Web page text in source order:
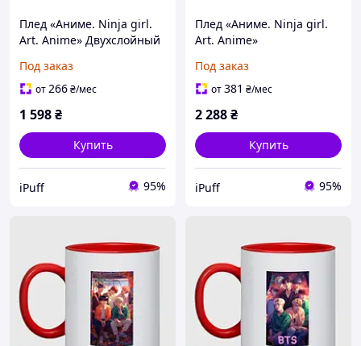
Плед «Аниме. Ninja girl.
Art. Anime» Двухслойный
сторон, 135х150 см
Под заказ
от266₴/мес
1 598₴
Купить
iPuff 95%
Плед «Аниме. Ninja girl.
Art. Anime»
Под заказ
от381 ₴/мес
2 288₴
Купить
iPuff 95%